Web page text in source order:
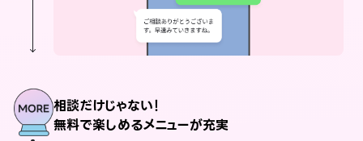
相談だけじゃない！
無料で楽しめるメニューが充実